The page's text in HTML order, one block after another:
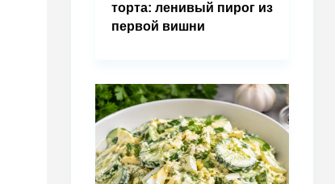
торта: ленивый пирог из
первой вишни